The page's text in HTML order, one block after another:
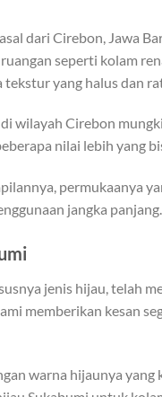
dari Cirebon, Jawa
seperti kolam
yang halus dan
wilayah Cirebon
nilai lebih yang
permukaanya
jangka panjang.
jenis hijau, telah
memberikan kesan
warna hijaunya